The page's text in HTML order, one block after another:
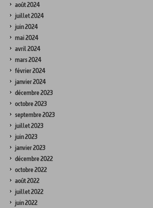
août 2024
juillet 2024
juin 2024
mai 2024
avril 2024
mars 2024
février 2024
janvier 2024
décembre 2023
octobre 2023
septembre 2023
juillet 2023
juin 2023
janvier 2023
décembre 2022
octobre 2022
août 2022
juillet 2022
juin 2022